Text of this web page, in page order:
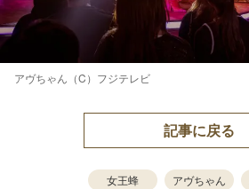
アヴちゃん（C）フジテレビ
記事に戻る
女王蜂 アヴちゃん